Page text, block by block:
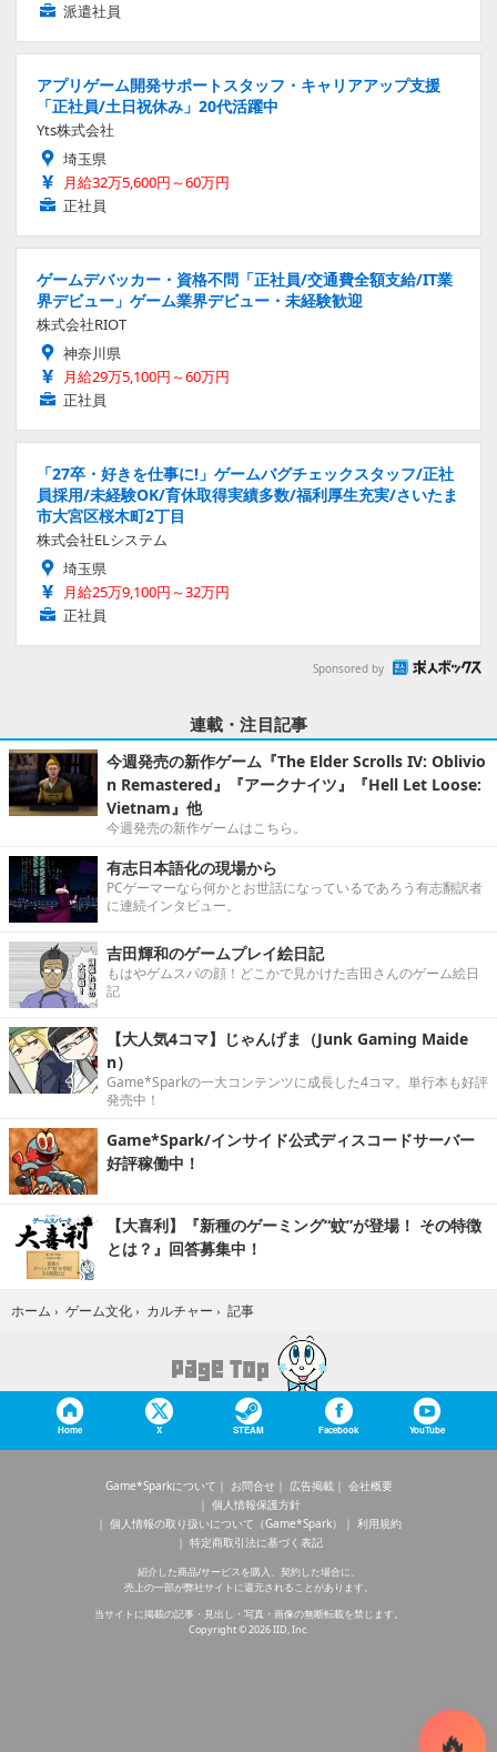
派遣社員
アプリゲーム開発サポートスタッフ・キャリアアップ支援
「正社員/土日祝休み」20代活躍中
Yts株式会社
埼玉県
月給32万5,600円～60万円
正社員
ゲームデバッカー・資格不問「正社員/交通費全額支給/IT業
界デビュー」ゲーム業界デビュー・未経験歓迎
株式会社RIOT
神奈川県
月給29万5,100円～60万円
正社員
「27卒・好きを仕事に!」ゲームバグチェックスタッフ/正社
員採用/未経験OK/育休取得実績多数/福利厚生充実/さいたま
市大宮区桜木町2丁目
株式会社ELシステム
埼玉県
月給25万9,100円～32万円
正社員
Sponsored by
連載・注目記事
今週発売の新作ゲーム『The Elder Scrolls IV: Oblivio
n Remastered』『アークナイツ』『Hell Let Loose:
Vietnam』他
今週発売の新作ゲームはこちら。
有志日本語化の現場から
PCゲーマーなら何かとお世話になっているであろう有志翻訳者
に連続インタビュー。
吉田輝和のゲームプレイ絵日記
もはやゲムスパの顔！どこかで見かけた吉田さんのゲーム絵日
記
【大人気4コマ】じゃんげま（Junk Gaming Maide
n）
Game*Sparkの一大コンテンツに成長した4コマ。単行本も好評
発売中！
Game*Spark/インサイド公式ディスコードサーバー
好評稼働中！
【大喜利】『新種のゲーミング“蚊”が登場！ その特徴
とは？』回答募集中！
ホーム › ゲーム文化 › カルチャー › 記事
Home X STEAM Facebook YouTube
Game*Sparkについて お問合せ 広告掲載
会社概要
個人情報保護方針
個人情報の取り扱いについて（Game*Spark）
利用規約
特定商取引法に基づく表記
紹介した商品/サービスを購入、契約した場合に、
売上の一部が弊社サイトに還元されることがあります。
当サイトに掲載の記事・見出し・写真・画像の無断転載を禁じます。
Copyright © 2026 IID, Inc.